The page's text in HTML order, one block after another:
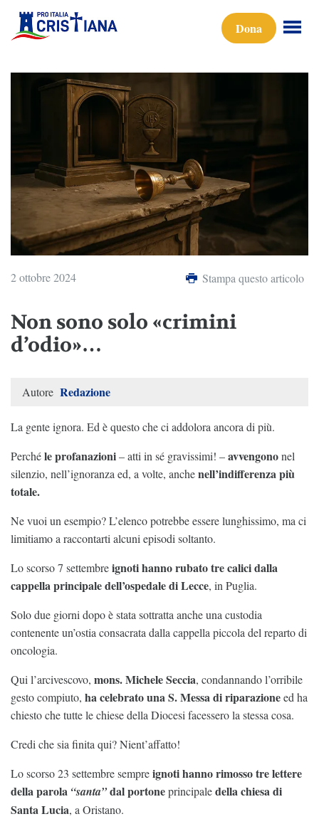
Dona
2 ottobre 2024 Stampa questo articolo
Non sono solo «crimini
d’odio»…
Autore Redazione
La gente ignora. Ed è questo che ci addolora ancora di più.
Perchéle profanazioni– atti in sé gravissimi! –avvengononel
silenzio, nell’ignoranza ed, a volte, anchenell’indifferenza più
totale.
Ne vuoi un esempio? L’elenco potrebbe essere lunghissimo, ma ci
limitiamo a raccontarti alcuni episodi soltanto.
Lo scorso 7 settembreignoti hanno rubato tre calici dalla
cappella principale dell’ospedale di Lecce, in Puglia.
Solo due giorni dopo è stata sottratta anche una custodia
contenente un’ostia consacrata dalla cappella piccola del reparto di
oncologia.
Qui l’arcivescovo, mons. Michele Seccia, condannando l’orribile
gesto compiuto, ha celebrato una S. Messa di riparazioneed ha
chiesto che tutte le chiese della Diocesi facessero la stessa cosa.
Credi che sia finita qui? Nient’affatto!
Lo scorso 23 settembre sempreignoti hanno rimosso tre lettere
della parola “santa”dal portoneprincipaledella chiesa di
Santa Lucia, a Oristano.